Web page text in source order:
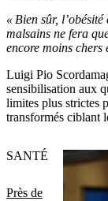
« Bien sûr,
malsains ne fera
encore moins chers
Luigi Pio
sensibilisation aux
limites plus strictes
transformés ciblant
Près de
SANTÉ